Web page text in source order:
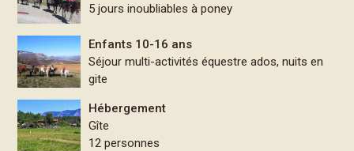
5 jours inoubliables à poney
Enfants 10-16 ans
Séjour multi-activités équestre ados, nuits en
gite
Hébergement
Gîte
12 personnes